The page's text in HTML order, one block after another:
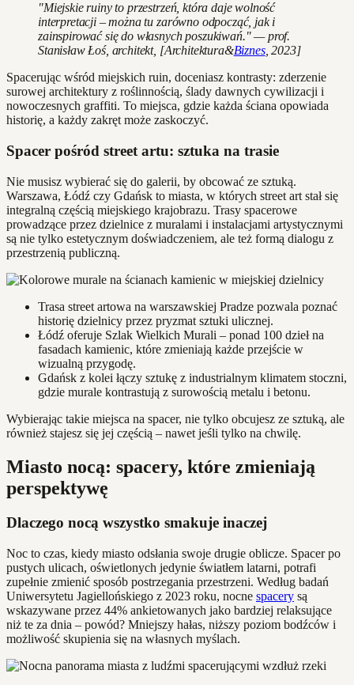
"Miejskie ruiny to przestrzeń, która daje wolność
interpretacji – można tu zarówno odpocząć, jak i
zainspirować się do własnych poszukiwań." — prof.
Stanisław Łoś, architekt, [Architektura&Biznes, 2023]
Spacerując wśród miejskich ruin, doceniasz kontrasty: zderzenie
surowej architektury z roślinnością, ślady dawnych cywilizacji i
nowoczesnych graffiti. To miejsca, gdzie każda ściana opowiada
historię, a każdy zakręt może zaskoczyć.
Spacer pośród street artu: sztuka na trasie
Nie musisz wybierać się do galerii, by obcować ze sztuką.
Warszawa, Łódź czy Gdańsk to miasta, w których street art stał się
integralną częścią miejskiego krajobrazu. Trasy spacerowe
prowadzące przez dzielnice z muralami i instalacjami artystycznymi
są nie tylko estetycznym doświadczeniem, ale też formą dialogu z
przestrzenią publiczną.
Trasa street artowa na warszawskiej Pradze pozwala poznać
historię dzielnicy przez pryzmat sztuki ulicznej.
Łódź oferuje Szlak Wielkich Murali – ponad 100 dzieł na
fasadach kamienic, które zmieniają każde przejście w
wizualną przygodę.
Gdańsk z kolei łączy sztukę z industrialnym klimatem stoczni,
gdzie murale kontrastują z surowością metalu i betonu.
Wybierając takie miejsca na spacer, nie tylko obcujesz ze sztuką, ale
również stajesz się jej częścią – nawet jeśli tylko na chwilę.
Miasto nocą: spacery, które zmieniają
perspektywę
Dlaczego nocą wszystko smakuje inaczej
Noc to czas, kiedy miasto odsłania swoje drugie oblicze. Spacer po
pustych ulicach, oświetlonych jedynie światłem latarni, potrafi
zupełnie zmienić sposób postrzegania przestrzeni. Według badań
Uniwersytetu Jagiellońskiego z 2023 roku, nocne spacery są
wskazywane przez 44% ankietowanych jako bardziej relaksujące
niż te za dnia – powód? Mniejszy hałas, niższy poziom bodźców i
możliwość skupienia się na własnych myślach.